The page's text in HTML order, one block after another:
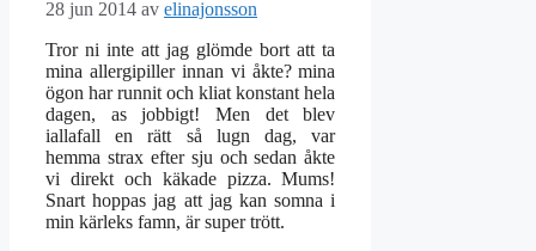
28 jun 2014 av elinajonsson
Tror ni inte att jag glömde bort att ta
mina allergipiller innan vi åkte? mina
ögon har runnit och kliat konstant hela
dagen, as jobbigt! Men det blev
iallafall en rätt så lugn dag, var
hemma strax efter sju och sedan åkte
vi direkt och käkade pizza. Mums!
Snart hoppas jag att jag kan somna i
min kärleks famn, är super trött.